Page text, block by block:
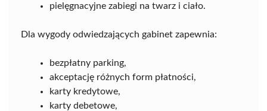
pielęgnacyjne zabiegi na twarz i ciało.
Dla wygody odwiedzających gabinet zapewnia:
bezpłatny parking,
akceptację różnych form płatności,
karty kredytowe,
karty debetowe,